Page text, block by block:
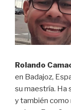
Rolando
en Badajoz,
su maestría. Ha
y también como